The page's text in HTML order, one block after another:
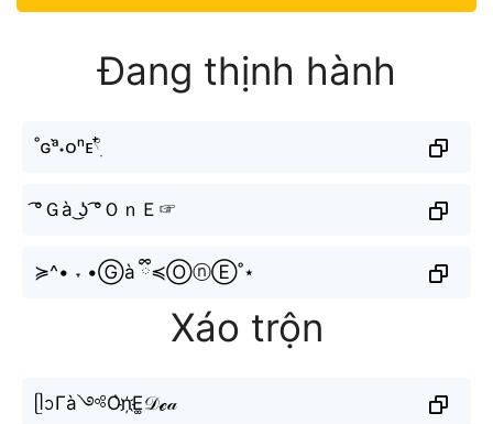
Đang thịnh hành
˚ɢᵃ̀˖ᴏⁿᴇ𓍢ִ໋
͡°Ｇà ͜ʖ ͡°ＯｎＥ☞
≽^• ˕ •Ⓖà ྀི≼ⓄⓝⒺ˚⋆
Xáo trộn
ᥫᩣГà༺O͛n҉E͚𝒟ℯ𝒶